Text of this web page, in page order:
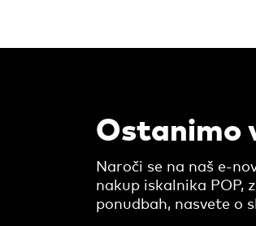
Ostanimo
Naroči se na naš e-
nakup iskalnika POP,
ponudbah, nasvete o